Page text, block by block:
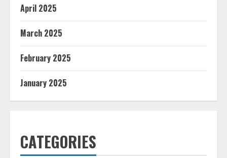
April 2025
March 2025
February 2025
January 2025
CATEGORIES